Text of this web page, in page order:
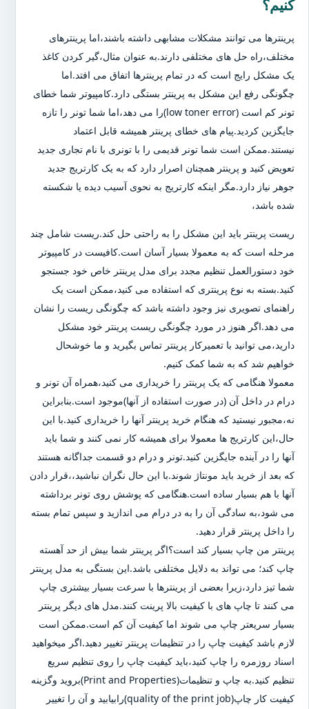
کنیم؟
پرینترها می توانند مشکلات مشابهی داشته باشند،اما پرینترهای
مختلف،راه حل های مختلفی دارند.به عنوان مثال،گیر کردن کاغذ
یک مشکل رایج است که در تمام پرینترها اتفاق می افتد.اما
چگونگی رفع این مشکل به پرینتر بستگی دارد.کامپیوتر شما خطای
تونر کم است (low toner error)را می دهد،اما شما تونر را تازه
جایگزین کردید.پیام های خطای پرینتر همیشه قابل اعتماد
نیستند.ممکن است شما تونر قدیمی را با تونری با نام تجاری جدید
تعویض کنید و پرینتر همچنان اصرار دارد که به یک کارتریج جدید
جوهر نیاز دارد.مگر اینکه کارتریج به نحوی آسیب دیده یا شکسته
شده باشد،
ریست پرینتر باید این مشکل را به راحتی حل کند.ریست شامل چند
مرحله است که به معمولا بسیار آسان است.کافیست در کامپیوتر
خود دستورالعمل تنظیم مجدد برای مدل پرینتر خاص خود جستجو
کنید.بسته به نوع پرینتری که استفاده می کنید،ممکن است یک
راهنمای تصویری نیز وجود داشته باشد که چگونگی ریست را نشان
می دهد.اگر هنوز در مورد چگونگی ریست پرینتر خود مشکل
دارید،می توانید با تعمیرکار پرینتر تماس بگیرید و ما خوشحال
خواهیم شد که به شما کمک کنیم.
معمولا هنگامی که یک پرینتر را خریداری می کنید،همراه آن تونر و
درام در داخل آن (در صورت استفاده از آنها)موجود است.بنابراین
نه،مجبور نیستید که هنگام خرید پرینتر آنها را خریداری کنید.با این
حال،این کارتریج ها معمولا برای همیشه کار نمی کنند و شما باید
آنها را در آینده جایگزین کنید.تونر و درام دو قسمت جداگانه هستند
که بعد از خرید باید مونتاژ شوند.با این حال نگران نباشید،،قرار دادن
آنها با هم بسیار ساده است.هنگامی که پوشش روی تونر برداشته
می شود،به سادگی آن را به در درام می اندازید و سپس تمام بسته
را داخل پرینتر قرار دهید.
پرینتر من چاپ بسیار کند است؟اگر پرینتر شما بیش از حد آهسته
چاپ کند؛ می تواند به دلایل مختلفی باشد.این بستگی به مدل پرینتر
شما تیز دارد،زیرا بعضی از پرینترها با سرعت بسیار بیشتری چاپ
می کنند تا چاپ های با کیفیت بالا پرینت کنند.مدل های دیگر پرینتر
بسیار سریعتر چاپ می شوند اما کیفیت آن کم است.ممکن است
لازم باشد کیفیت چاپ را در تنظیمات پرینتر تغییر دهید.اگر میخواهید
اسناد روزمره را چاپ کنید،باید کیفیت چاپ را روی تنظیم سریع
تنظیم کنید.به چاپ و تنظیمات(Print and Properties)بروید وگزینه
کیفیت کار چاپ(quality of the print job)رابیابید و آن را تغییر